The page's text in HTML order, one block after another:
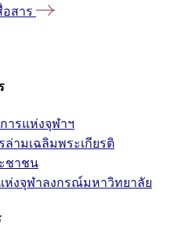
อสาร
ารแห่งจุฬาฯ
ามเฉลิมพระเกียรติ
ชาชน
ห่งจุฬาลงกรณ์มหาวิทยาลัย